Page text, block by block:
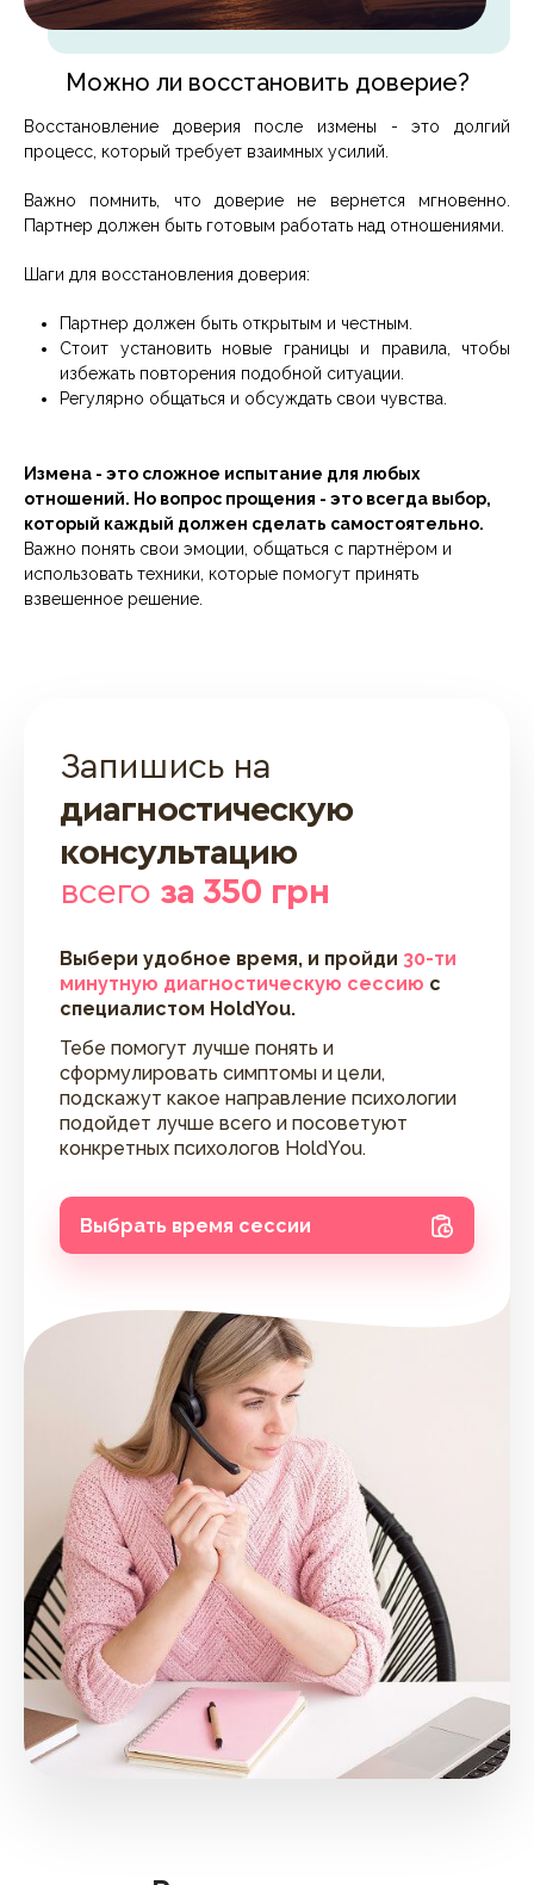
Можно ли восстановить доверие?
Восстановление доверия после измены - это долгий
процесс, который требует взаимных усилий.
Важно помнить, что доверие не вернется мгновенно.
Партнер должен быть готовым работать над отношениями.
Шаги для восстановления доверия:
Партнер должен быть открытым и честным.
Стоит установить новые границы и правила, чтобы
избежать повторения подобной ситуации.
Регулярно общаться и обсуждать свои чувства.
Измена - это сложное испытание для любых
отношений. Но вопрос прощения - это всегда выбор,
который каждый должен сделать самостоятельно.
Важно понять свои эмоции, общаться с партнёром и
использовать техники, которые помогут принять
взвешенное решение.
Запишись на
диагностическую
консультацию
всего за 350 грн
Выбери удобное время, и пройди 30-ти
минутную диагностическую сессию с
специалистом HoldYou.
Тебе помогут лучше понять и
сформулировать симптомы и цели,
подскажут какое направление психологии
подойдет лучше всего и посоветуют
конкретных психологов HoldYou.
Выбрать время сессии